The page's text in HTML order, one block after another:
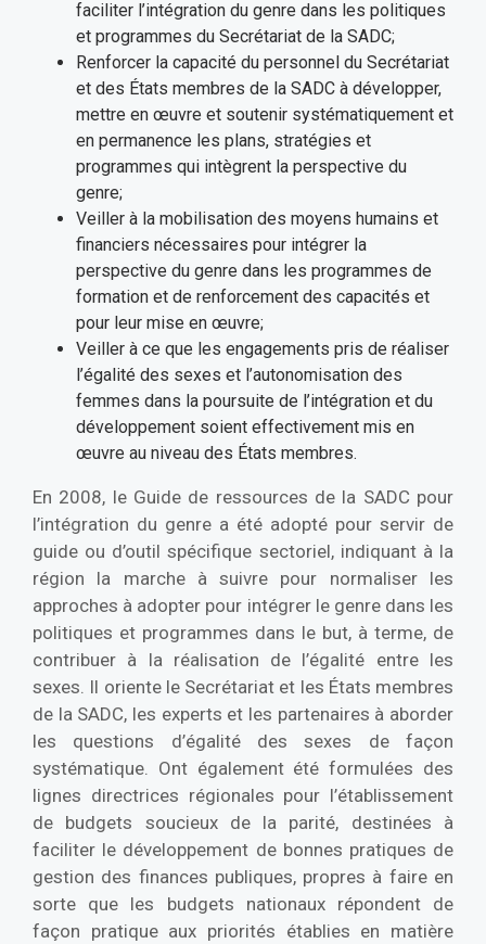
faciliter l’intégration du genre dans les politiques
et programmes du Secrétariat de la SADC;
Renforcer la capacité du personnel du Secrétariat
et des États membres de la SADC à développer,
mettre en œuvre et soutenir systématiquement et
en permanence les plans, stratégies et
programmes qui intègrent la perspective du
genre;
Veiller à la mobilisation des moyens humains et
financiers nécessaires pour intégrer la
perspective du genre dans les programmes de
formation et de renforcement des capacités et
pour leur mise en œuvre;
Veiller à ce que les engagements pris de réaliser
l’égalité des sexes et l’autonomisation des
femmes dans la poursuite de l’intégration et du
développement soient effectivement mis en
œuvre au niveau des États membres.
En 2008, le Guide de ressources de la SADC pour
l’intégration du genre a été adopté pour servir de
guide ou d’outil spécifique sectoriel, indiquant à la
région la marche à suivre pour normaliser les
approches à adopter pour intégrer le genre dans les
politiques et programmes dans le but, à terme, de
contribuer à la réalisation de l’égalité entre les
sexes. Il oriente le Secrétariat et les États membres
de la SADC, les experts et les partenaires à aborder
les questions d’égalité des sexes de façon
systématique. Ont également été formulées des
lignes directrices régionales pour l’établissement
de budgets soucieux de la parité, destinées à
faciliter le développement de bonnes pratiques de
gestion des finances publiques, propres à faire en
sorte que les budgets nationaux répondent de
façon pratique aux priorités établies en matière